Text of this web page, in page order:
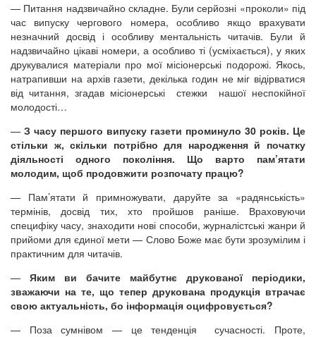
— Питання надзвичайно складне. Були серйозні «проколи» під
час випуску чергового номера, особливо якщо врахувати
незначний досвід і особливу ментальність читачів. Були й
надзвичайно цікаві номери, а особливо ті (усміхається), у яких
друкувалися матеріали про мої місіонерські подорожі. Якось,
натрапивши на архів газети, декілька годин не міг відірватися
від читання, згадав місіонерські стежки нашої неспокійної
молодості…
— З часу першого випуску газети проминуло 30 років. Це
стільки ж, скільки потрібно для народження й початку
діяльності одного покоління. Що варто пам’ятати
молодим, щоб продовжити розпочату працю?
— Пам’ятати й примножувати, даруйте за «радянськість»
термінів, досвід тих, хто пройшов раніше. Враховуючи
специфіку часу, знаходити нові способи, журналістські жанри й
прийоми для єдиної мети — Слово Боже має бути зрозумілим і
практичним для читачів.
— Яким ви бачите майбутнє друкованої періодики,
зважаючи на те, що тепер друкована продукція втрачає
свою актуальність, бо інформація оцифровується?
— Поза сумнівом — це тенденція сучасності. Проте,